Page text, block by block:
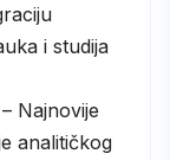
i studija
– Najnovije
analitičkog